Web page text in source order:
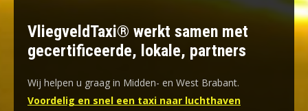
VliegveldTaxi® werkt samen met
gecertificeerde, lokale, partners
Wij helpen u graag in Midden- en West Brabant.
Voordelig en snel een taxi naar luchthaven